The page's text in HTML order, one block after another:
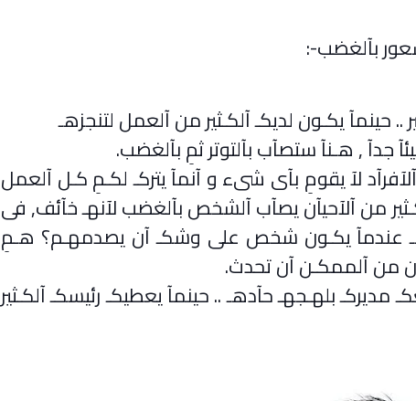
بآلغضب:-
يكـون لديكـ آلكـثير من آلعمل لتنجزهـ
جدآ , هـنآ ستصآب بآلتوتر ثمِ بآلغضب.
لآ يقومِ بآى شىء و آنمآ يتركـ لكـمِ كـل آلعمل
من آلآحيآن يصآب آلشخص بآلغضب لآنهـ خآئف, فى
عندمآ يكـون شخص على وشكـ آن يصدمهـم؟ هـمِ
من آلممكـن آن تحدث.
بلهـجهـ حآدهـ .. حينمآ يعطيكـ رئيسكـ آلكـثير